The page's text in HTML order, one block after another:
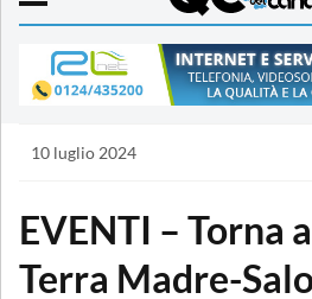
10 luglio 2024
EVENTI – Torna
Terra Madre-